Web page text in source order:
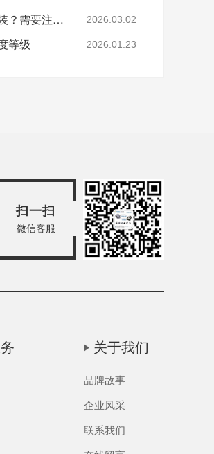
凸轮分割器与伺服电机、减速机如何匹配安装？需要注意什么？ 2026.03.02
等级 2026.01.23
扫一扫
微信客服
关于我们
品牌故事
企业风采
联系我们